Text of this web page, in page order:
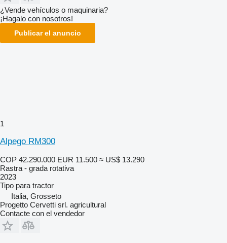
¿Vende vehículos o maquinaria?
¡Hagalo con nosotros!
Publicar el anuncio
1
Alpego RM300
COP 42.290.000 EUR 11.500 ≈ US$ 13.290
Rastra - grada rotativa
2023
Tipo para tractor
Italia, Grosseto
Progetto Cervetti srl. agricultural
Contacte con el vendedor